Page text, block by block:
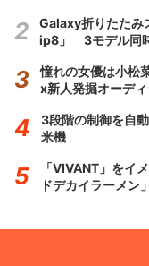
Galaxy折りたたみ
ip8」 3モデル同
憧れの女優は小松
x新人発掘オーデ
3段階の制御を自
米機
「VIVANT」をイ
ドデカイラーメン